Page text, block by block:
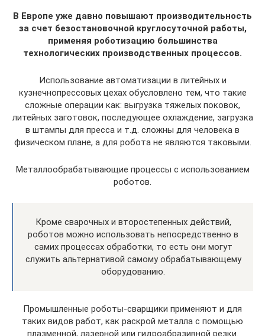
В Европе уже давно повышают производительность
за счет безостановочной круглосуточной работы,
применяя роботизацию большинства
технологических производственных процессов.
Использование автоматизации в литейных и
кузнечнопрессовых цехах обусловлено тем, что такие
сложные операции как: выгрузка тяжелых поковок,
литейных заготовок, последующее охлаждение, загрузка
в штампы для пресса и т.д. сложны для человека в
физическом плане, а для робота не являются таковыми.
Металлообрабатывающие процессы с использованием
роботов.
Кроме сварочных и второстепенных действий,
роботов можно использовать непосредственно в
самих процессах обработки, то есть они могут
служить альтернативой самому обрабатывающему
оборудованию.
Промышленные роботы-сварщики применяют и для
таких видов работ, как раскрой металла с помощью
плазменной, лазерной или гидроабразивной резки.